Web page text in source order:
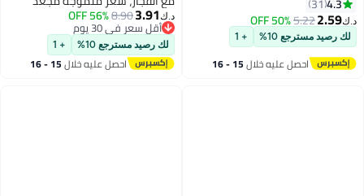
+ 1
خلال 15 - 16
طبيعي باللون الأسود شعر مستعار
اصطناعي مع انفجارات أنيقة-103f
د.ك‏ 56% OFF
أقل سعر في 30 يوم
أقل سعر في 30 يوم
لك رصيد مسترجع 10% + 1
احصل عليه خلال 15 - 16